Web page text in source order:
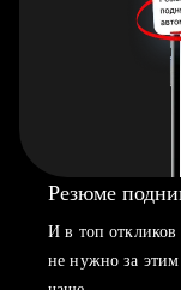
Резюме
И в топ
не нужно за этим